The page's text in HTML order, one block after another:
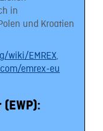
in
und Kroatien
wiki/EMREX,
emrex-eu